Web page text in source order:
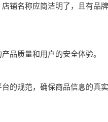
铺名称应简洁明了，且有品
品质量和用户的安全体验。
的规范，确保商品信息的真